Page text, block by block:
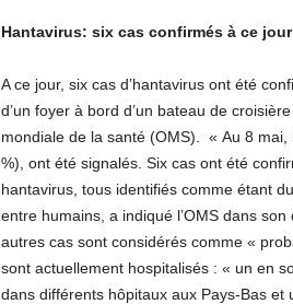
Hantavirus: six cas confirmés à ce jour
A ce jour, six cas d’hantavirus ont été
d’un foyer à bord d’un bateau de
mondiale de la santé (OMS). « Au 8
%), ont été signalés. Six cas ont été
hantavirus, tous identifiés comme étant
entre humains, a indiqué l’OMS dans
autres cas sont considérés comme «
sont actuellement hospitalisés : « un en
dans différents hôpitaux aux Pays-Bas et